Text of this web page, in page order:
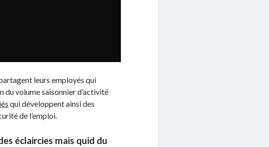
leurs employés qui
du volume saisonnier d’activité
qui développent ainsi des
de l’emploi.
éclaircies mais quid du